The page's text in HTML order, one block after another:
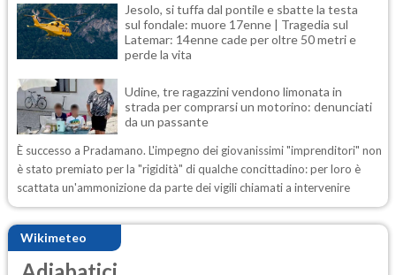
Wikimeteo
Jesolo, si tuffa dal pontile e sbatte la testa
sul fondale: muore 17enne | Tragedia sul
Latemar: 14enne cade per oltre 50 metri e
perde la vita
Udine, tre ragazzini vendono limonata in
strada per comprarsi un motorino: denunciati
da un passante
È successo a Pradamano. L'impegno dei giovanissimi "imprenditori" non
è stato premiato per la "rigidità" di qualche concittadino: per loro è
scattata un'ammonizione da parte dei vigili chiamati a intervenire